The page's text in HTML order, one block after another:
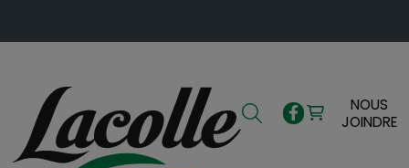
NOUS
JOINDRE